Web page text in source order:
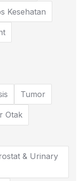
Kesehatan
Tumor
Otak
& Urinary